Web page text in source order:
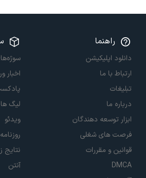
راهنما
دانلود اپلیکیشن
ارتباط با ما
تبلیغات
درباره ما
ابزار توسعه دهندگان
فرصت های شغلی
قوانین و مقررات
DMCA
اخبار
لیگ
ویدئو
روزنامه
نتایج
آنتن